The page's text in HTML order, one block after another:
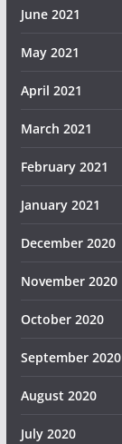
June 2021
May 2021
April 2021
March 2021
February 2021
January 2021
December 2020
November 2020
October 2020
September 2020
August 2020
July 2020